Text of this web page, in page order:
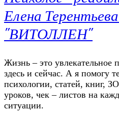
Елена
"ВИТОЛЛЕН"
Жизнь – это увлекательное
здесь и сейчас. А я помогу
психологии, статей, книг,
уроков, чек – листов на
ситуации.